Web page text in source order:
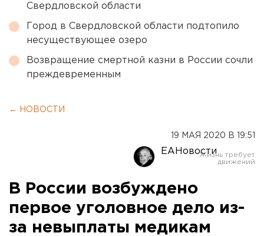
Свердловской области
Город в Свердловской области подтопило
несуществующее озеро
Возвращение смертной казни в России сочли
преждевременным
← НОВОСТИ
19 МАЯ 2020 В 19:51
ЕАНовости
В России возбуждено
первое уголовное дело из-
за невыплаты медикам